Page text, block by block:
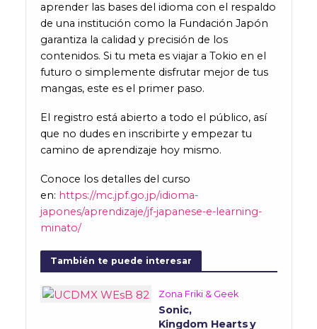
aprender las bases del idioma con el respaldo
de una institución como la Fundación Japón
garantiza la calidad y precisión de los
contenidos. Si tu meta es viajar a Tokio en el
futuro o simplemente disfrutar mejor de tus
mangas, este es el primer paso.
El registro está abierto a todo el público, así
que no dudes en inscribirte y empezar tu
camino de aprendizaje hoy mismo.
Conoce los detalles del curso
en: https://mc.jpf.go.jp/idioma-
japones/aprendizaje/jf-japanese-e-learning-
minato/
También te puede interesar
Zona Friki & Geek
Sonic,
Kingdom Hearts y